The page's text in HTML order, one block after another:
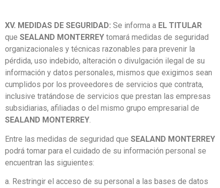
XV. MEDIDAS DE SEGURIDAD: Se informa a EL TITULAR
que SEALAND MONTERREY tomará medidas de seguridad
organizacionales y técnicas razonables para prevenir la
pérdida, uso indebido, alteración o divulgación ilegal de su
información y datos personales, mismos que exigimos sean
cumplidos por los proveedores de servicios que contrata,
inclusive tratándose de servicios que prestan las empresas
subsidiarias, afiliadas o del mismo grupo empresarial de
SEALAND MONTERREY.
Entre las medidas de seguridad que SEALAND MONTERREY
podrá tomar para el cuidado de su información personal se
encuentran las siguientes:
a. Restringir el acceso de su personal a las bases de datos